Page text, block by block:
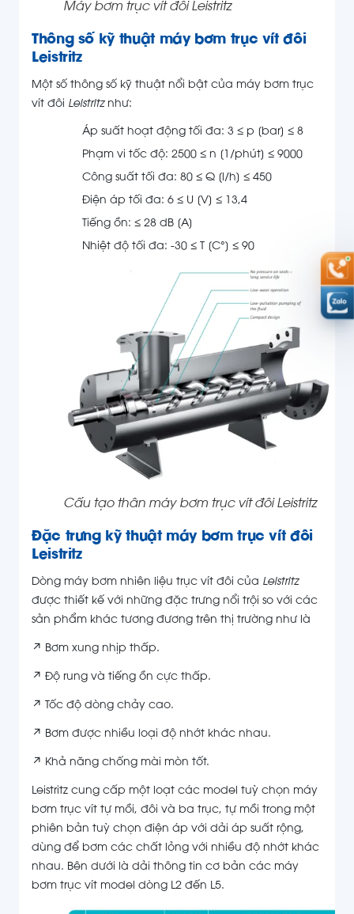
Máy bơm trục vít đôi Leistritz
Thông số kỹ thuật máy bơm trục vít đôi
Leistritz
Một số thông số kỹ thuật nổi bật của máy bơm trục
vít đôi Leistritznhư:
Áp suất hoạt động tối đa: 3 ≤ p [bar] ≤ 8
Phạm vi tốc độ: 2500 ≤ n [1/phút] ≤ 9000
Công suất tối đa: 80 ≤ Q [l/h] ≤ 450
Điện áp tối đa: 6 ≤ U [V] ≤ 13,4
Tiếng ồn: ≤ 28 dB [A]
Nhiệt độ tối đa: -30 ≤ T [C°] ≤ 90
Cấu tạo thân máy bơm trục vít đôi Leistritz
Đặc trưng kỹ thuật máy bơm trục vít đôi
Leistritz
Dòng máy bơm nhiên liệu trục vít đôi của Leistritz
được thiết kế với những đặc trưng nổi trội so với các
sản phẩm khác tương đương trên thị trường như là
↗ Bơm xung nhịp thấp.
↗ Độ rung và tiếng ồn cực thấp.
↗ Tốc độ dòng chảy cao.
↗ Bơm được nhiều loại độ nhớt khác nhau.
↗ Khả năng chống mài mòn tốt.
Leistritz cung cấp một loạt các model tuỳ chọn máy
bơm trục vít tự mồi, đôi và ba trục, tự mồi trong một
phiên bản tuỳ chọn điện áp với dải áp suất rộng,
dùng để bơm các chất lỏng với nhiều độ nhớt khác
nhau. Bên dưới là dải thông tin cơ bản các máy
bơm trục vít model dòng L2 đến L5.